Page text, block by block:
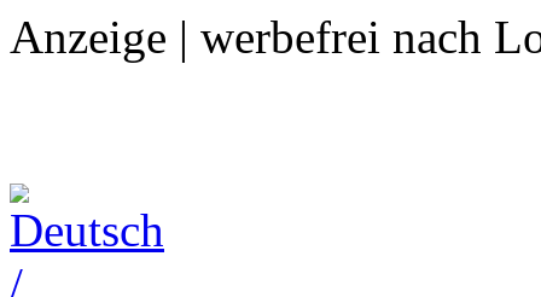
Anzeige | werbefrei nach